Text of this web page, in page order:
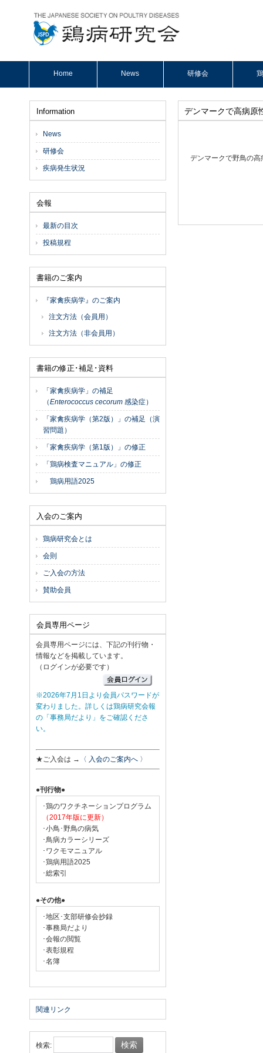
Home News 研修会
デンマークで高病原
デンマークで野鳥の
Information
News
研修会
疾病発生状況
会報
最新の目次
投稿規程
書籍のご案内
『家禽疾病学』のご案内
注文方法（会員用）
注文方法（非会員用）
書籍の修正･補足･資料
「家禽疾病学」の補足
（Enterococcus cecorum 感染症）
「家禽疾病学（第2版）」の補足（演
習問題）
「家禽疾病学（第1版）」の修正
「鶏病検査マニュアル」の修正
鶏病用語2025
入会のご案内
鶏病研究会とは
会則
ご入会の方法
賛助会員
会員専用ページ
会員専用ページには、下記の刊行物・
情報などを掲載しています。
（ログインが必要です）
※2026年7月1日より会員パスワードが
変わりました。詳しくは鶏病研究会報
の「事務局だより」をご確認くださ
い。
★ご入会は → 〈 入会のご案内へ 〉
●刊行物●
･鶏のワクチネーションプログラム
（2017年版に更新）
･小鳥･野鳥の病気
･鳥病カラーシリーズ
･ワクモマニュアル
･鶏病用語2025
･総索引
●その他●
･地区･支部研修会抄録
･事務局だより
･会報の閲覧
･表彰規程
･名簿
関連リンク
検索: